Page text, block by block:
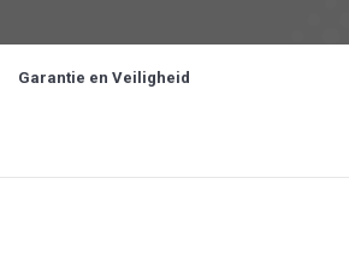
Garantie en Veiligheid